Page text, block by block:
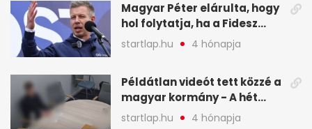
Magyar Péter elárulta, hogy
hol folytatja, ha a Fidesz
nyeri a választást - A hét
legfontosabb hírei
startlap.hu 4 hónapja
Példátlan videót tett közzé a
magyar kormány - A hét
legfontosabb hírei
startlap.hu 4 hónapja